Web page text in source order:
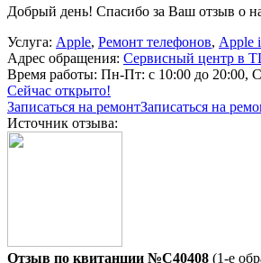
Добрый день! Спасибо за Ваш отзыв о
Услуга: Apple, Ремонт телефонов, Apple
Адрес обращения: Сервисный центр в
Время работы: Пн-Пт: с 10:00 до 20:00,
Сейчас открыто!
Записаться на ремонтЗаписаться на
Источник отзыва:
Отзыв по квитанции №C40408 (1-е